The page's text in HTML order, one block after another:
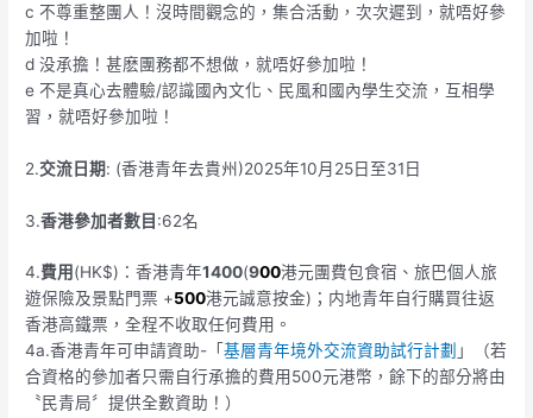
c 不尊重整團人！沒時間觀念的，集合活動，次次遲到，就唔好參
加啦！
d 没承擔！甚麽團務都不想做，就唔好參加啦！
e 不是真心去體驗/認識國內文化、民風和國內學生交流，互相學
習，就唔好參加啦！
2.交流日期: (香港青年去貴州)2025年10月25日至31日
3.香港參加者數目:62名
4.費用 (HK$)：香港青年1400(900港元團費包食宿、旅巴個人旅
遊保險及景點門票 +500港元誠意按金)；内地青年自行購買往返
香港高鐵票，全程不收取任何費用。
4a.香港青年可申請資助-「基層青年境外交流資助試行計劃 」（若
合資格的參加者只需自行承擔的費用500元港幣，餘下的部分將由
〝民青局〞提供全數資助！）